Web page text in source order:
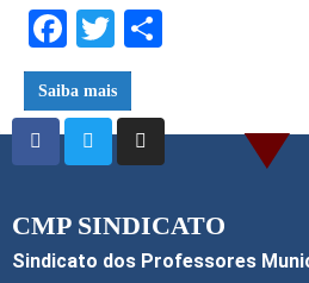
F
ac
e
b
o
o
k
T
w
itt
er
ar
e
Saiba mais
CMP SINDICATO
Sindicato dos Professores